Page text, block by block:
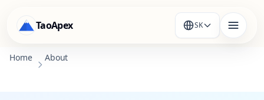
TaoApex SK
Home About